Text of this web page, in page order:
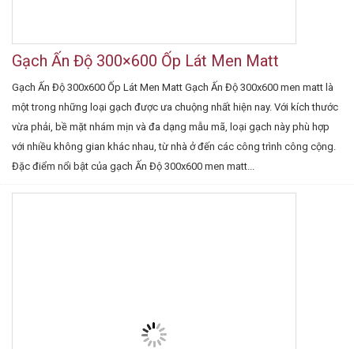
Gạch Ấn Độ 300×600 Ốp Lát Men Matt
Gạch Ấn Độ 300x600 Ốp Lát Men Matt Gạch Ấn Độ 300x600 men matt là
một trong những loại gạch được ưa chuộng nhất hiện nay. Với kích thước
vừa phải, bề mặt nhám mịn và đa dạng mẫu mã, loại gạch này phù hợp
với nhiều không gian khác nhau, từ nhà ở đến các công trình công cộng.
Đặc điểm nổi bật của gạch Ấn Độ 300x600 men matt...